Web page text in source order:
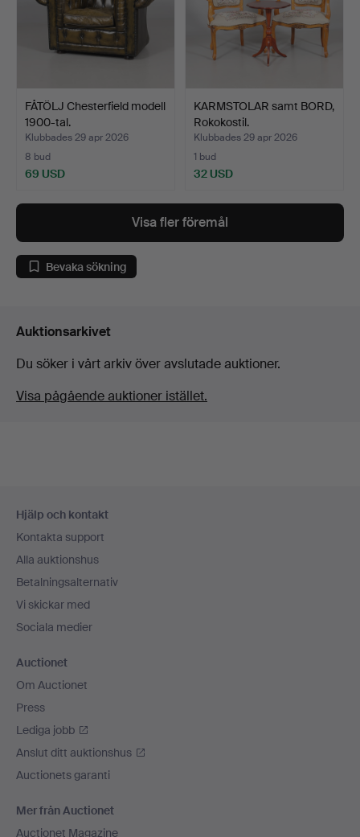
FÅTÖLJ Chesterfield modell
1900-tal.
Klubbades 29 apr 2026
8 bud
69 USD
KARMSTOLAR samt BORD,
Rokokostil.
Klubbades 29 apr 2026
1 bud
32 USD
Visa fler föremål
Bevaka sökning
Auktionsarkivet
Du söker i vårt arkiv över avslutade auktioner.
Visa pågående auktioner istället.
Hjälp och kontakt
Kontakta support
Alla auktionshus
Betalningsalternativ
Vi skickar med
Sociala medier
Auctionet
Om Auctionet
Press
Lediga jobb
Anslut ditt auktionshus
Auctionets garanti
Mer från Auctionet
Auctionet Magazine